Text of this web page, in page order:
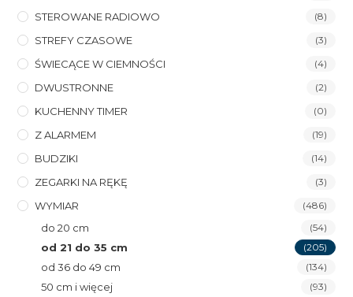
STEROWANE RADIOWO (8)
STREFY CZASOWE (3)
ŚWIECĄCE W CIEMNOŚCI (4)
DWUSTRONNE (2)
KUCHENNY TIMER (0)
Z ALARMEM (19)
BUDZIKI (14)
ZEGARKI NA RĘKĘ (3)
WYMIAR (486)
do 20 cm (54)
od 21 do 35 cm (205)
od 36 do 49 cm (134)
50 cm i więcej (93)